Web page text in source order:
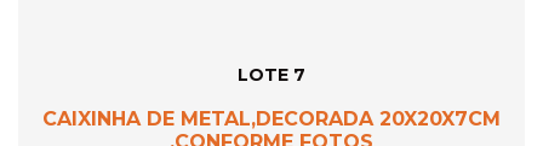
LOTE 7
CAIXINHA DE METAL,DECORADA 20X20X7CM